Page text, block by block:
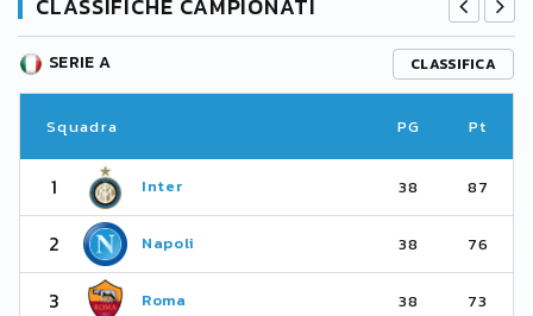
CLASSIFICHE CAMPIONATI
SERIE A CLASSIFICA
Squadra PG Pt
1 Inter 38 87
2 Napoli 38 76
3 Roma 38 73